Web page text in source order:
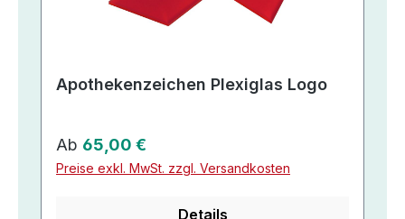
Apothekenzeichen Plexiglas Logo
Regulärer Preis:
Ab 65,00 €
Preise exkl. MwSt. zzgl. Versandkosten
Details